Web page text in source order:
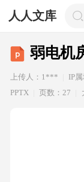
人人文库
弱电机
上传人：1*** IP
PPTX
页数：27